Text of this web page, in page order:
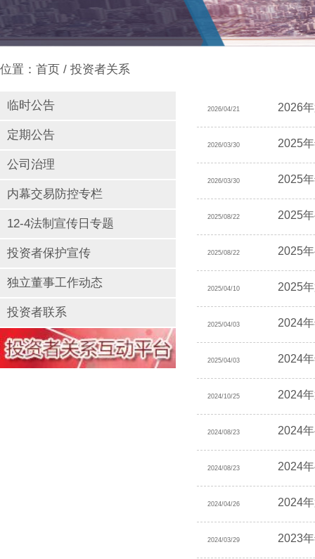
位置： 首页 / 投资者关系
临时公告
定期公告
公司治理
内幕交易防控专栏
12-4法制宣传日专题
投资者保护宣传
独立董事工作动态
投资者联系
2026/04/21 2026
2026/03/30 2025
2026/03/30 2025
2025/08/22 2025
2025/08/22 2025
2025/04/10 2025
2025/04/03 2024
2025/04/03 2024
2024/10/25 2024
2024/08/23 2024
2024/08/23 2024
2024/04/26 2024
2024/03/29 2023